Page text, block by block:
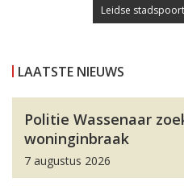
Leidse
LAATSTE NIEUWS
Politie Wassenaar
woninginbraak
7 augustus 2026